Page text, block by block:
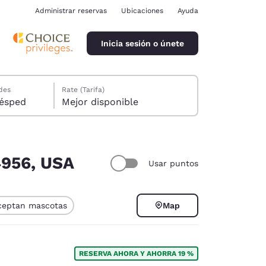
Administrar reservas Ubicaciones Ayuda
Inicia sesión o únete
1 huésped
Rate (Tarifa)
Mejor disponible
USA Usar puntos
mascotas Map
RESERVA AHORA Y AHORRA 19 %